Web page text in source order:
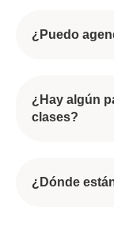
¿Puedo
¿Hay algún
clases?
¿Dónde